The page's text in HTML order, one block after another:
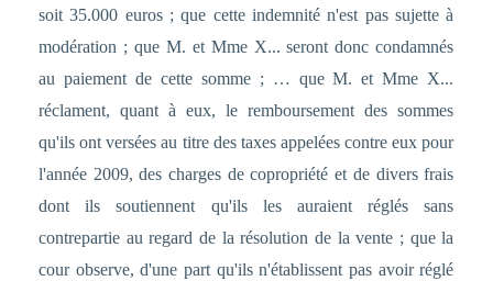
soit 35.000 euros ; que cette indemnité n'est pas sujette à
modération ; que M. et Mme X... seront donc condamnés
au paiement de cette somme ; … que M. et Mme X...
réclament, quant à eux, le remboursement des sommes
qu'ils ont versées au titre des taxes appelées contre eux pour
l'année 2009, des charges de copropriété et de divers frais
dont ils soutiennent qu'ils les auraient réglés sans
contrepartie au regard de la résolution de la vente ; que la
cour observe, d'une part qu'ils n'établissent pas avoir réglé